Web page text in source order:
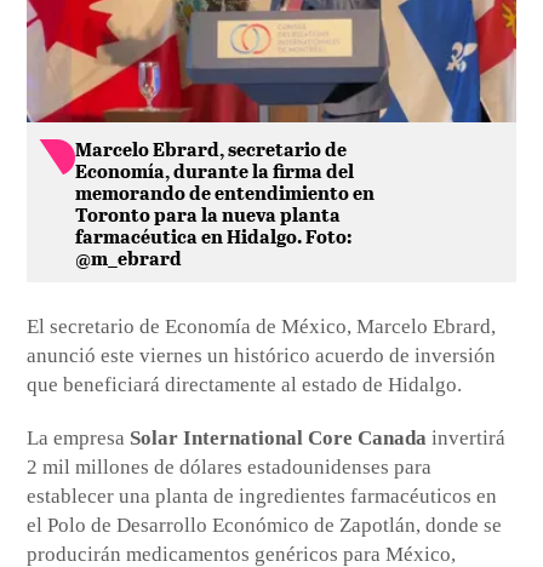
Marcelo Ebrard, secretario de
Economía, durante la firma del
memorando de entendimiento en
Toronto para la nueva planta
farmacéutica en Hidalgo. Foto:
@m_ebrard
El secretario de Economía de México, Marcelo Ebrard,
anunció este viernes un histórico acuerdo de inversión
que beneficiará directamente al estado de Hidalgo.
La empresa Solar International Core Canada invertirá
2 mil millones de dólares estadounidenses para
establecer una planta de ingredientes farmacéuticos en
el Polo de Desarrollo Económico de Zapotlán, donde se
producirán medicamentos genéricos para México,